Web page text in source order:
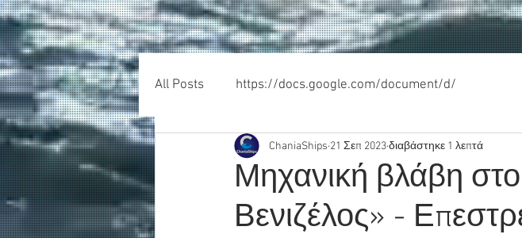
All Posts https://docs.google.com/document/d/
Μηχανική βλάβη
Βενιζέλος» -
ChaniaShips 21 Σεπ 2023διαβάστηκε 1 λεπτά